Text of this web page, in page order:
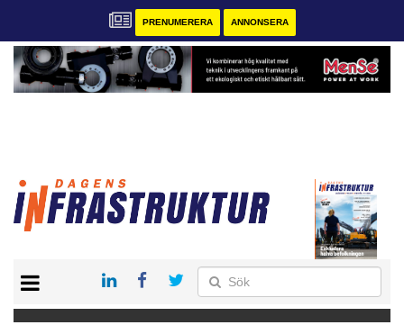
PRENUMERERA ANNONSERA